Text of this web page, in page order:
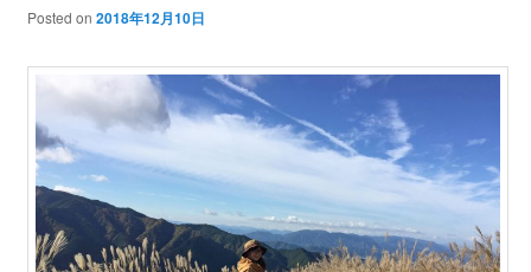
Posted on 2018年12月10日